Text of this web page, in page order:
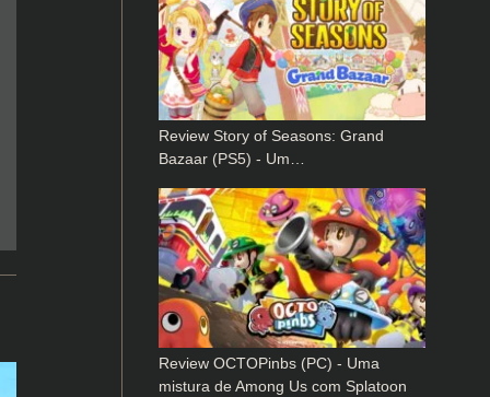
Review Story of Seasons: Grand
Bazaar (PS5) - Um…
Review OCTOPinbs (PC) - Uma
mistura de Among Us com Splatoon